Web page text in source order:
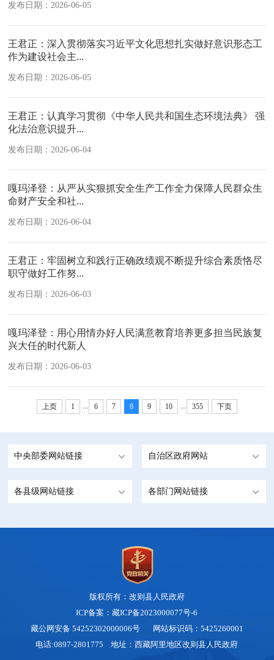
发布日期：2026-06-05
王君正：深入贯彻落实习近平文化思想扎实做好意识形态工
作为建设社会主...
发布日期：2026-06-05
王君正：认真学习贯彻《中华人民共和国生态环境法典》 强
化法治意识提升...
发布日期：2026-06-04
嘎玛泽登：从严从实狠抓安全生产工作全力保障人民群众生
命财产安全和社...
发布日期：2026-06-04
王君正：牢固树立和践行正确政绩观不断提升综合素质恪尽
职守做好工作努...
发布日期：2026-06-03
嘎玛泽登：用心用情办好人民满意教育培养更多担当民族复
兴大任的时代新人
发布日期：2026-06-03
上页 1 6 7 8 9 10 355 下页
中央部委网站链接 自治区政府网站
各县级网站链接 各部门网站链接
版权所有：改则县人民政府
ICP备案：藏ICP备2023000077号-6
藏公网安备 54252302000006号网站标识码：5425260001
电话:0897-2801775 地址：西藏阿里地区改则县人民政府